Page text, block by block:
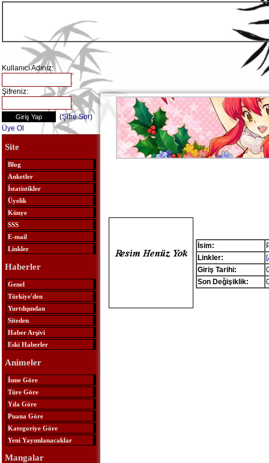
Kullanıcı Adınız:
Şifreniz:
(Şifre Sor)
Üye Ol
Site
Blog
Anketler
İstatistikler
Üyelik
Künye
SSS
E-mail
Linkler
Haberler
Genel
Türkiye'den
Yurtdışından
Siteden
Haber Arşivi
Eski Haberler
Animeler
İsme Göre
Türe Göre
Yıla Göre
Puana Göre
Kategoriye Göre
Yeni Yayımlanacaklar
Mangalar
İsim:
Linkler:
Giriş Tarihi:
Son Değişiklik: